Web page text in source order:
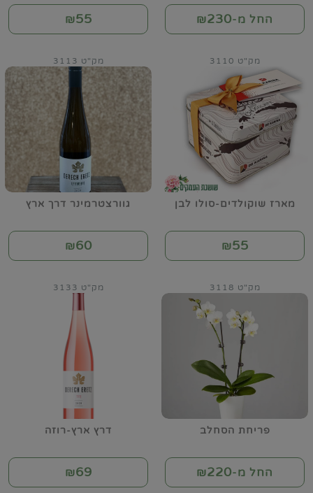
החל מ-₪230
₪55
מארז שוקולדים-סולו לבן
מק"ט 3110
₪55
גוורצטרמינר דרך ארץ
מק"ט 3113
₪60
פריחת הסחלב
מק"ט 3118
החל מ-₪220
דרץ ארץ-רוזה
מק"ט 3133
₪69